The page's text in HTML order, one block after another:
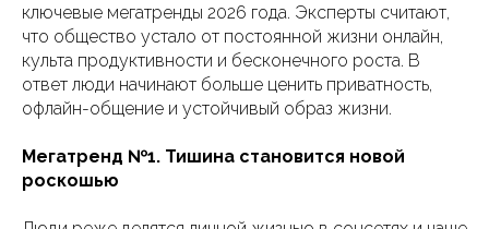
ключевые мегатренды 2026 года. Эксперты считают,
что общество устало от постоянной жизни онлайн,
культа продуктивности и бесконечного роста. В
ответ люди начинают больше ценить приватность,
офлайн-общение и устойчивый образ жизни.
Мегатренд №1. Тишина становится новой
роскошью